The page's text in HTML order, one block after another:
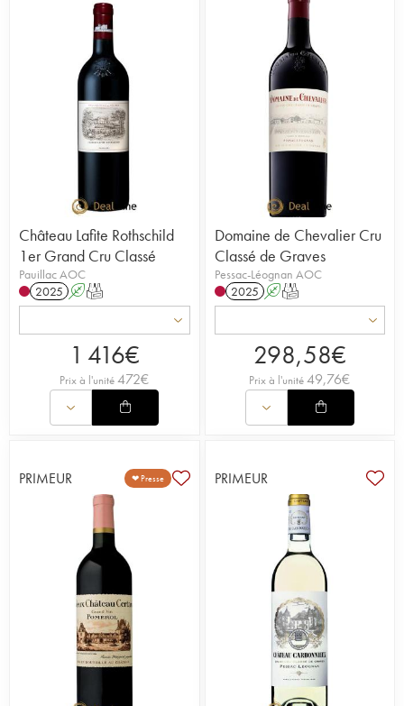
Château Lafite Rothschild
1er Grand Cru Classé
Pauillac AOC
2025 AT
1 416€
Prix à l'unité472€
Domaine de Chevalier Cru
Classé de Graves
Pessac-Léognan AOC
2025 AT
298,58€
Prix à l'unité49,76€
PRIMEUR ❤ Presse PRIMEUR